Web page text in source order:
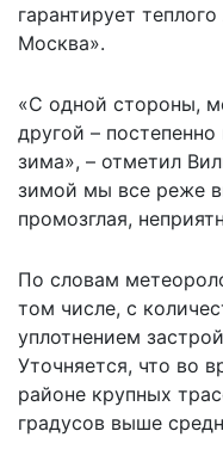
гарантирует
Москва».
«С одной стороны,
другой – постепенно
зима», – отметил
зимой мы все реже
промозглая,
По словам
том числе, с
уплотнением
Уточняется, что во
районе крупных
градусов выше